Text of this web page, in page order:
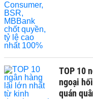
TOP 10
ngoại
quán